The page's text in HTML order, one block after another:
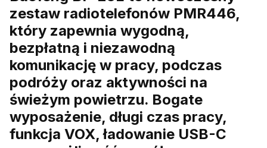
zestaw radiotelefonów PMR446,
który zapewnia wygodną,
bezpłatną i niezawodną
komunikację w pracy, podczas
podróży oraz aktywności na
świeżym powietrzu. Bogate
wyposażenie, długi czas pracy,
funkcja VOX, ładowanie USB-C